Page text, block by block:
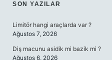
SIDEBAR
SON YAZILAR
Limitör hangi araçlarda var ?
Ağustos 7, 2026
Diş macunu asidik mi bazik mi ?
Ağustos 6, 2026